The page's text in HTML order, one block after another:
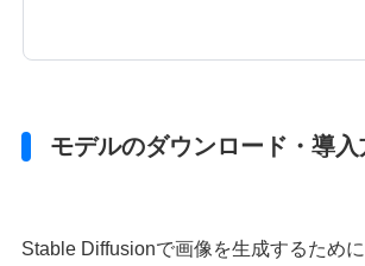
モデルのダウンロード・導入
Stable Diffusionで画像を生成するため